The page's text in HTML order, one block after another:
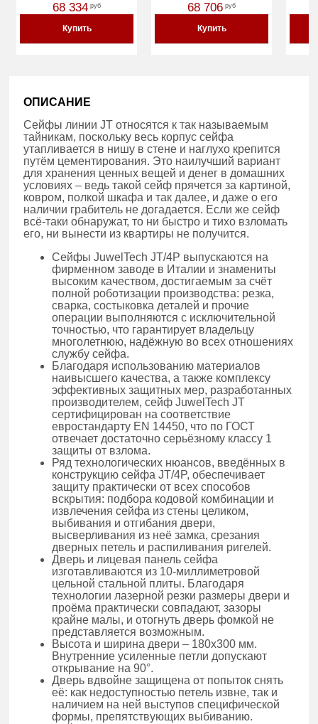
68 334 руб
Купить
68 706 руб
Купить
ОПИСАНИЕ
Сейфы линии JT относятся к так называемым
тайникам, поскольку весь корпус сейфа
утапливается в нишу в стене и наглухо крепится
путём цементирования. Это наилучший вариант
для хранения ценных вещей и денег в домашних
условиях – ведь такой сейф прячется за картиной,
ковром, полкой шкафа и так далее, и даже о его
наличии грабитель не догадается. Если же сейф
всё-таки обнаружат, то ни быстро и тихо взломать
его, ни вынести из квартиры не получится.
Сейфы JuwelTech JT/4P выпускаются на
фирменном заводе в Италии и знамениты
высоким качеством, достигаемым за счёт
полной роботизации производства: резка,
сварка, состыковка деталей и прочие
операции выполняются с исключительной
точностью, что гарантирует владельцу
многолетнюю, надёжную во всех отношениях
службу сейфа.
Благодаря использованию материалов
наивысшего качества, а также комплексу
эффективных защитных мер, разработанных
производителем, сейф JuwelTech JT
сертифицирован на соответствие
евростандарту EN 14450, что по ГОСТ
отвечает достаточно серьёзному классу 1
защиты от взлома.
Ряд технологических нюансов, введённых в
конструкцию сейфа JT/4P, обеспечивает
защиту практически от всех способов
вскрытия: подбора кодовой комбинации и
извлечения сейфа из стены целиком,
выбивания и отгибания двери,
высверливания из неё замка, срезания
дверных петель и распиливания ригелей.
Дверь и лицевая панель сейфа
изготавливаются из 10-миллиметровой
цельной стальной плиты. Благодаря
технологии лазерной резки размеры двери и
проёма практически совпадают, зазоры
крайне малы, и отогнуть дверь фомкой не
представляется возможным.
Высота и ширина двери – 180х300 мм.
Внутренние усиленные петли допускают
открывание на 90°.
Дверь вдвойне защищена от попыток снять
её: как недоступностью петель извне, так и
наличием на ней выступов специфической
формы, препятствующих выбиванию.